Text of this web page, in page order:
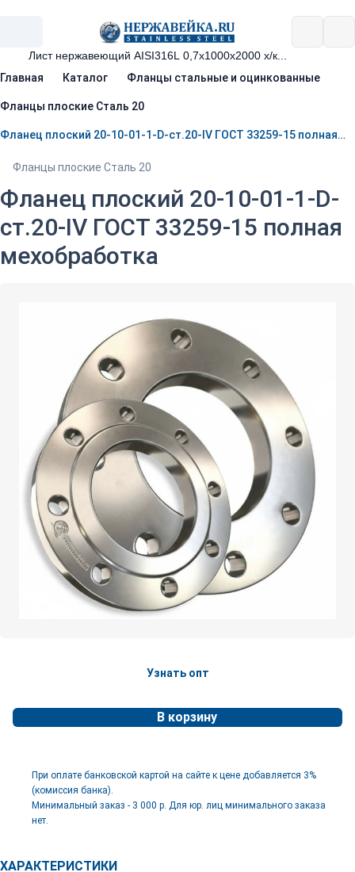
Главная Каталог Фланцы стальные и оцинкованные
Фланцы плоские Сталь 20
Фланец плоский 20-10-01-1-D-ст.20-IV ГОСТ 33259-15 полная мехобработка
Фланцы плоские Сталь 20
Фланец плоский 20-10-01-1-D-
ст.20-IV ГОСТ 33259-15 полная
мехобработка
Узнать опт
В корзину
При оплате банковской картой на сайте к цене добавляется 3%
(комиссия банка).
Минимальный заказ - 3 000 р. Для юр. лиц минимального заказа
нет.
ХАРАКТЕРИСТИКИ